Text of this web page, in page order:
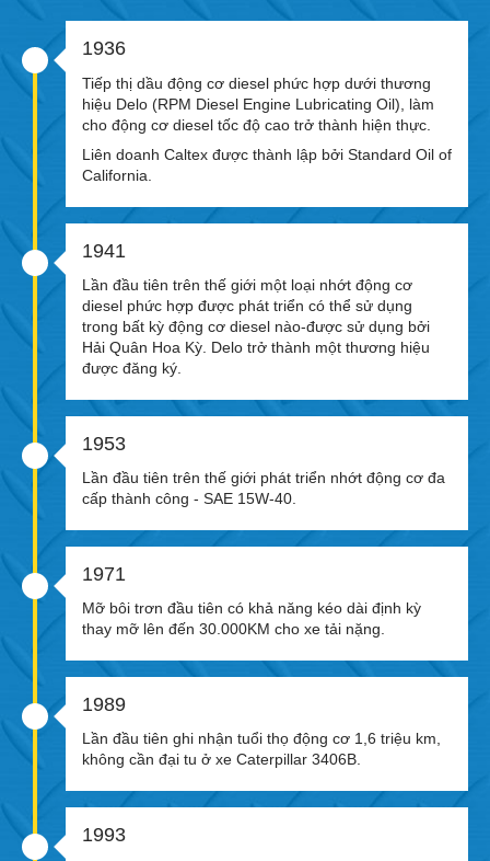
1936
Tiếp thị dầu động cơ diesel phức hợp dưới thương
hiệu Delo (RPM Diesel Engine Lubricating Oil), làm
cho động cơ diesel tốc độ cao trở thành hiện thực.
Liên doanh Caltex được thành lập bởi Standard Oil of
California.
1941
Lần đầu tiên trên thế giới một loại nhớt động cơ
diesel phức hợp được phát triển có thể sử dụng
trong bất kỳ động cơ diesel nào-được sử dụng bởi
Hải Quân Hoa Kỳ. Delo trở thành một thương hiệu
được đăng ký.
1953
Lần đầu tiên trên thế giới phát triển nhớt động cơ đa
cấp thành công - SAE 15W-40.
1971
Mỡ bôi trơn đầu tiên có khả năng kéo dài định kỳ
thay mỡ lên đến 30.000KM cho xe tải nặng.
1989
Lần đầu tiên ghi nhận tuổi thọ động cơ 1,6 triệu km,
không cần đại tu ở xe Caterpillar 3406B.
1993